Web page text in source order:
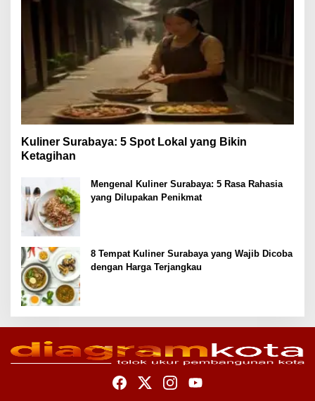
Kuliner Surabaya: 5 Spot Lokal yang Bikin
Ketagihan
Mengenal Kuliner Surabaya: 5 Rasa Rahasia
yang Dilupakan Penikmat
8 Tempat Kuliner Surabaya yang Wajib Dicoba
dengan Harga Terjangkau